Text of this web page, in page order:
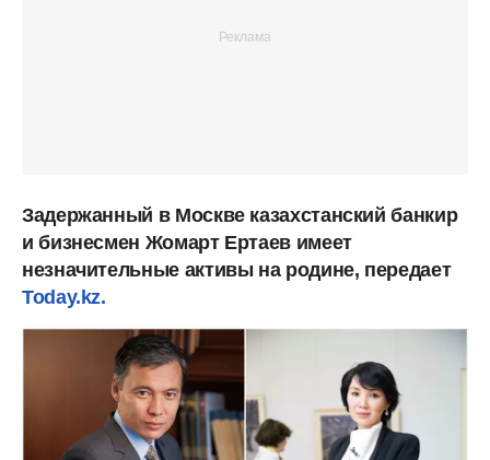
Задержанный в Москве казахстанский банкир
и бизнесмен Жомарт Ертаев имеет
незначительные активы на родине, передает
Today.kz.